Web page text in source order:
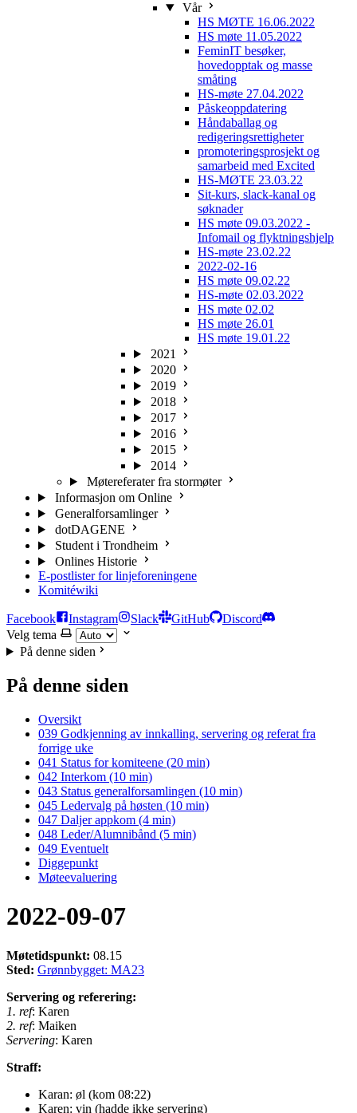
Vår
HS MØTE 16.06.2022
HS møte 11.05.2022
FeminIT besøker,
hovedopptak og masse
småting
HS-møte 27.04.2022
Påskeoppdatering
Håndaballag og
redigeringsrettigheter
promoteringsprosjekt og
samarbeid med Excited
HS-MØTE 23.03.22
Sit-kurs, slack-kanal og
søknader
HS møte 09.03.2022 -
Infomail og flyktningshjelp
HS-møte 23.02.22
2022-02-16
HS møte 09.02.22
HS-møte 02.03.2022
HS møte 02.02
HS møte 26.01
HS møte 19.01.22
2021
2020
2019
2018
2017
2016
2015
2014
Møtereferater fra stormøter
Informasjon om Online
Generalforsamlinger
dotDAGENE
Student i Trondheim
Onlines Historie
E-postlister for linjeforeningene
Komitéwiki
Facebook Instagram Slack GitHub
Discord
Velg tema
På denne siden
På denne siden
Oversikt
039 Godkjenning av innkalling, servering og referat fra
forrige uke
041 Status for komiteene (20 min)
042 Interkom (10 min)
043 Status generalforsamlingen (10 min)
045 Ledervalg på høsten (10 min)
047 Daljer appkom (4 min)
048 Leder/Alumnibånd (5 min)
049 Eventuelt
Diggepunkt
Møteevaluering
2022-09-07
Møtetidspunkt: 08.15
Sted: Grønnbygget: MA23
Servering og referering:
1. ref: Karen
2. ref: Maiken
Servering: Karen
Straff:
Karan: øl (kom 08:22)
Karen: vin (hadde ikke servering)